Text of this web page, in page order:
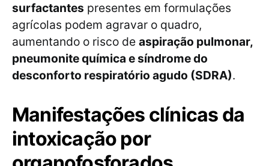
surfactantes presentes em formulações
agrícolas podem agravar o quadro,
aumentando o risco de aspiração pulmonar,
pneumonite química e síndrome do
desconforto respiratório agudo (SDRA).
Manifestações clínicas da
intoxicação por